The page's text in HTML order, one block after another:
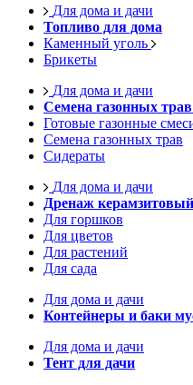
Для дома и дачи
Топливо для дома
Каменный уголь
Брикеты
Для дома и дачи
Семена газонных
Готовые газонные
Семена газонных трав
Сидераты
Для дома и дачи
Дренаж керамзитовый
Для горшков
Для цветов
Для растений
Для сада
Для дома и дачи
Контейнеры и баки
Для дома и дачи
Тент для дачи